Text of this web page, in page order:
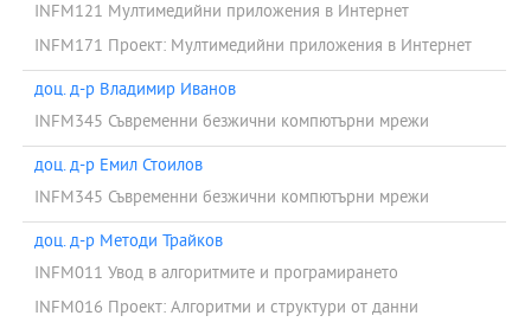
INFM121 Мултимедийни приложения в Интернет
INFM171 Проект: Мултимедийни приложения в Интернет
доц. д-р Владимир Иванов
INFM345 Съвременни безжични компютърни мрежи
доц. д-р Емил Стоилов
INFM345 Съвременни безжични компютърни мрежи
доц. д-р Методи Трайков
INFM011 Увод в алгоритмите и програмирането
INFM016 Проект: Алгоритми и структури от данни